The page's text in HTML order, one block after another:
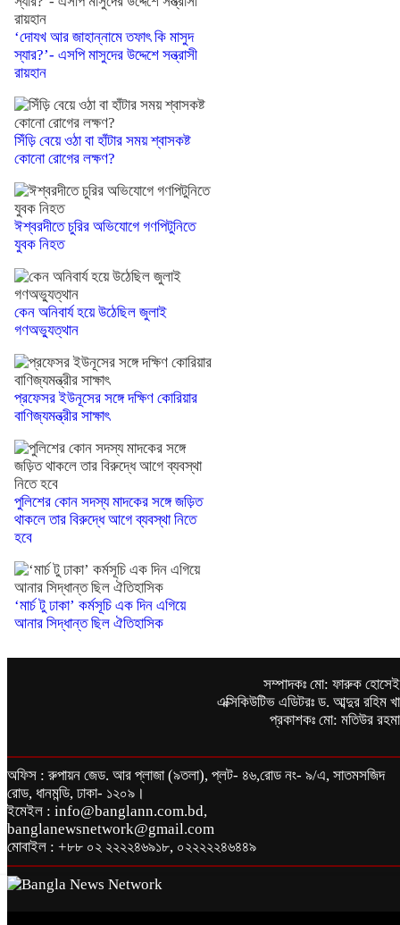
‘দোযখ আর জাহান্নামে তফাৎ কি মাসুদ
স্যার?’- এসপি মাসুদের উদ্দেশে সন্ত্রাসী
রায়হান
সিঁড়ি বেয়ে ওঠা বা হাঁটার সময় শ্বাসকষ্ট
কোনো রোগের লক্ষণ?
ঈশ্বরদীতে চুরির অভিযোগে গণপিটুনিতে
যুবক নিহত
কেন অনিবার্য হয়ে উঠেছিল জুলাই
গণঅভ্যুত্থান
প্রফেসর ইউনূসের সঙ্গে দক্ষিণ কোরিয়ার
বাণিজ্যমন্ত্রীর সাক্ষাৎ
পুলিশের কোন সদস্য মাদকের সঙ্গে জড়িত
থাকলে তার বিরুদ্ধে আগে ব্যবস্থা নিতে
হবে
‘মার্চ টু ঢাকা’ কর্মসূচি এক দিন এগিয়ে
আনার সিদ্ধান্ত ছিল ঐতিহাসিক
সম্পাদকঃ মো: ফারুক
এক্সিকিউটিভ এডিটরঃ ড. আব্দুর রহিম
প্রকাশকঃ মো: মতিউর
অফিস : রুপায়ন জেড. আর প্লাজা (৯তলা), প্লট- ৪৬,রোড নং- ৯/এ, সাতমসজিদ
রোড, ধানমন্ডি, ঢাকা- ১২০৯।
ইমেইল : info@banglann.com.bd,
banglanewsnetwork@gmail.com
মোবাইল : +৮৮ ০২ ২২২২৪৬৯১৮, ০২২২২২৪৬৪৪৯